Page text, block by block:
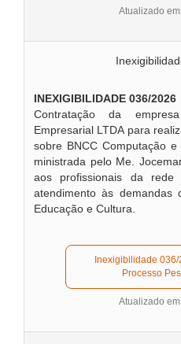
Atualizado
INEXIGIBILIDADE 036/2026
Contratação da
Empresarial LTDA para
sobre BNCC Computação
ministrada pelo Me.
aos profissionais da
atendimento às demandas
Educação e Cultura.
Processo
Atualizado